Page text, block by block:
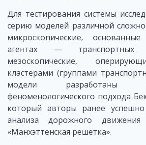
Для тестирования системы
серию моделей различной
микроскопические,
агентах — транспортных
мезоскопические,
кластерами (группами
модели
феноменологического подхода
который авторы ранее
анализа дорожного
«Манхэттенская решётка».